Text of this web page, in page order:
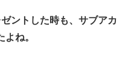
ントした時も、サブアカ
ね。